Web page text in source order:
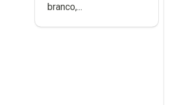
branco,...